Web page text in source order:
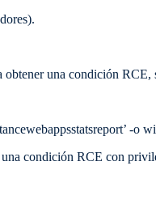
obtener una condición
-o
condición RCE con